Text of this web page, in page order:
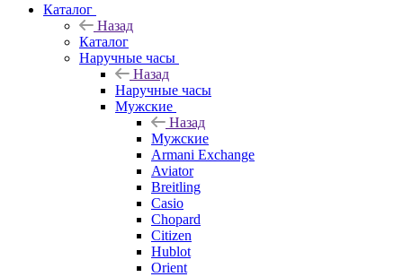
Каталог
Назад
Каталог
Наручные часы
Назад
Наручные часы
Мужские
Назад
Мужские
Armani Exchange
Aviator
Breitling
Casio
Chopard
Citizen
Hublot
Orient